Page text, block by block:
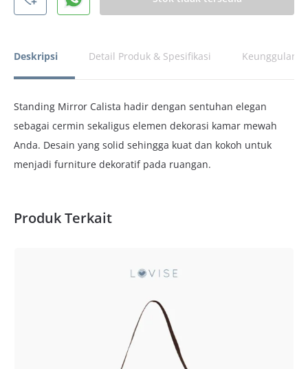
Deskripsi Detail Produk & Spesifikasi Keunggulan
Standing Mirror Calista hadir dengan sentuhan elegan
sebagai cermin sekaligus elemen dekorasi kamar mewah
Anda. Desain yang solid sehingga kuat dan kokoh untuk
menjadi furniture dekoratif pada ruangan.
Produk Terkait